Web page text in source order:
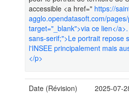
accessible <a href=" https://
agglo.opendatasoft.com/
target="_blank">via ce lien</
sans-serif;">Le portrait repose
l'INSEE principalement mais
</p>
Date (Révision)
2025-07-